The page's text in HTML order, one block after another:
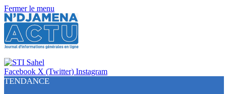
Fermer le menu
Facebook X (Twitter) Instagram
TENDANCE